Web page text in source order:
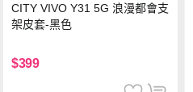
CITY VIVO Y31 5G 浪漫都會支
架皮套-黑色
$399